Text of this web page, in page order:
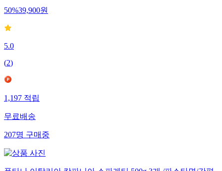
50%39,900원
5.0
(2)
1,197적립
무료배송
207명구매중